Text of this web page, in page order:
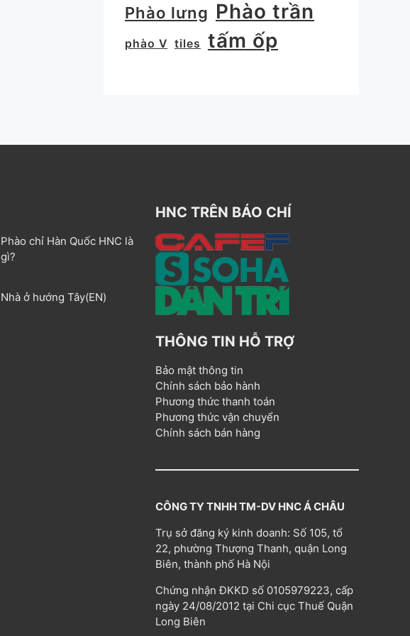
Phào lưng Phào trần
phào V tiles tấm ốp
Phào chỉ Hàn Quốc HNC là
gì?
Nhà ở hướng Tây(EN)
HNC TRÊN BÁO CHÍ
THÔNG TIN HỖ TRỢ
Bảo mật thông tin
Chính sách bảo hành
Phương thức thanh toán
Phương thức vận chuyển
Chính sách bán hàng
CÔNG TY TNHH TM-DV HNC Á CHÂU
Trụ sở đăng ký kinh doanh: Số 105, tổ
22, phường Thượng Thanh, quận Long
Biên, thành phố Hà Nội
Chứng nhận ĐKKD số 0105979223, cấp
ngày 24/08/2012 tại Chi cục Thuế Quận
Long Biên